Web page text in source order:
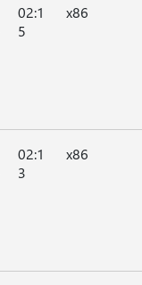
02:1
5
x86
02:1
3
x86